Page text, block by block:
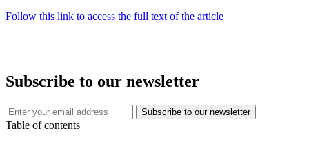
Follow this link to access the full text of the article
Subscribe to our newsletter
Table of contents